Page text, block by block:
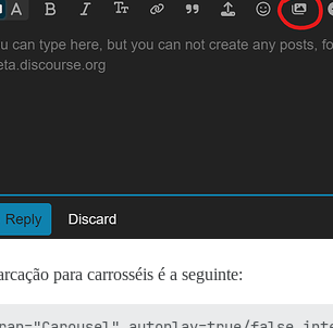
para carrosséis é a seguinte: